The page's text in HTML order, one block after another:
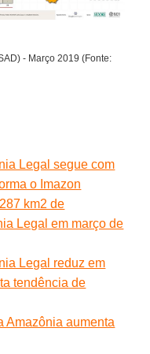
- Março 2019 (Fonte:
Legal segue com
o Imazon
km2 de
Legal em março de
Legal reduz em
tendência de
Amazônia aumenta